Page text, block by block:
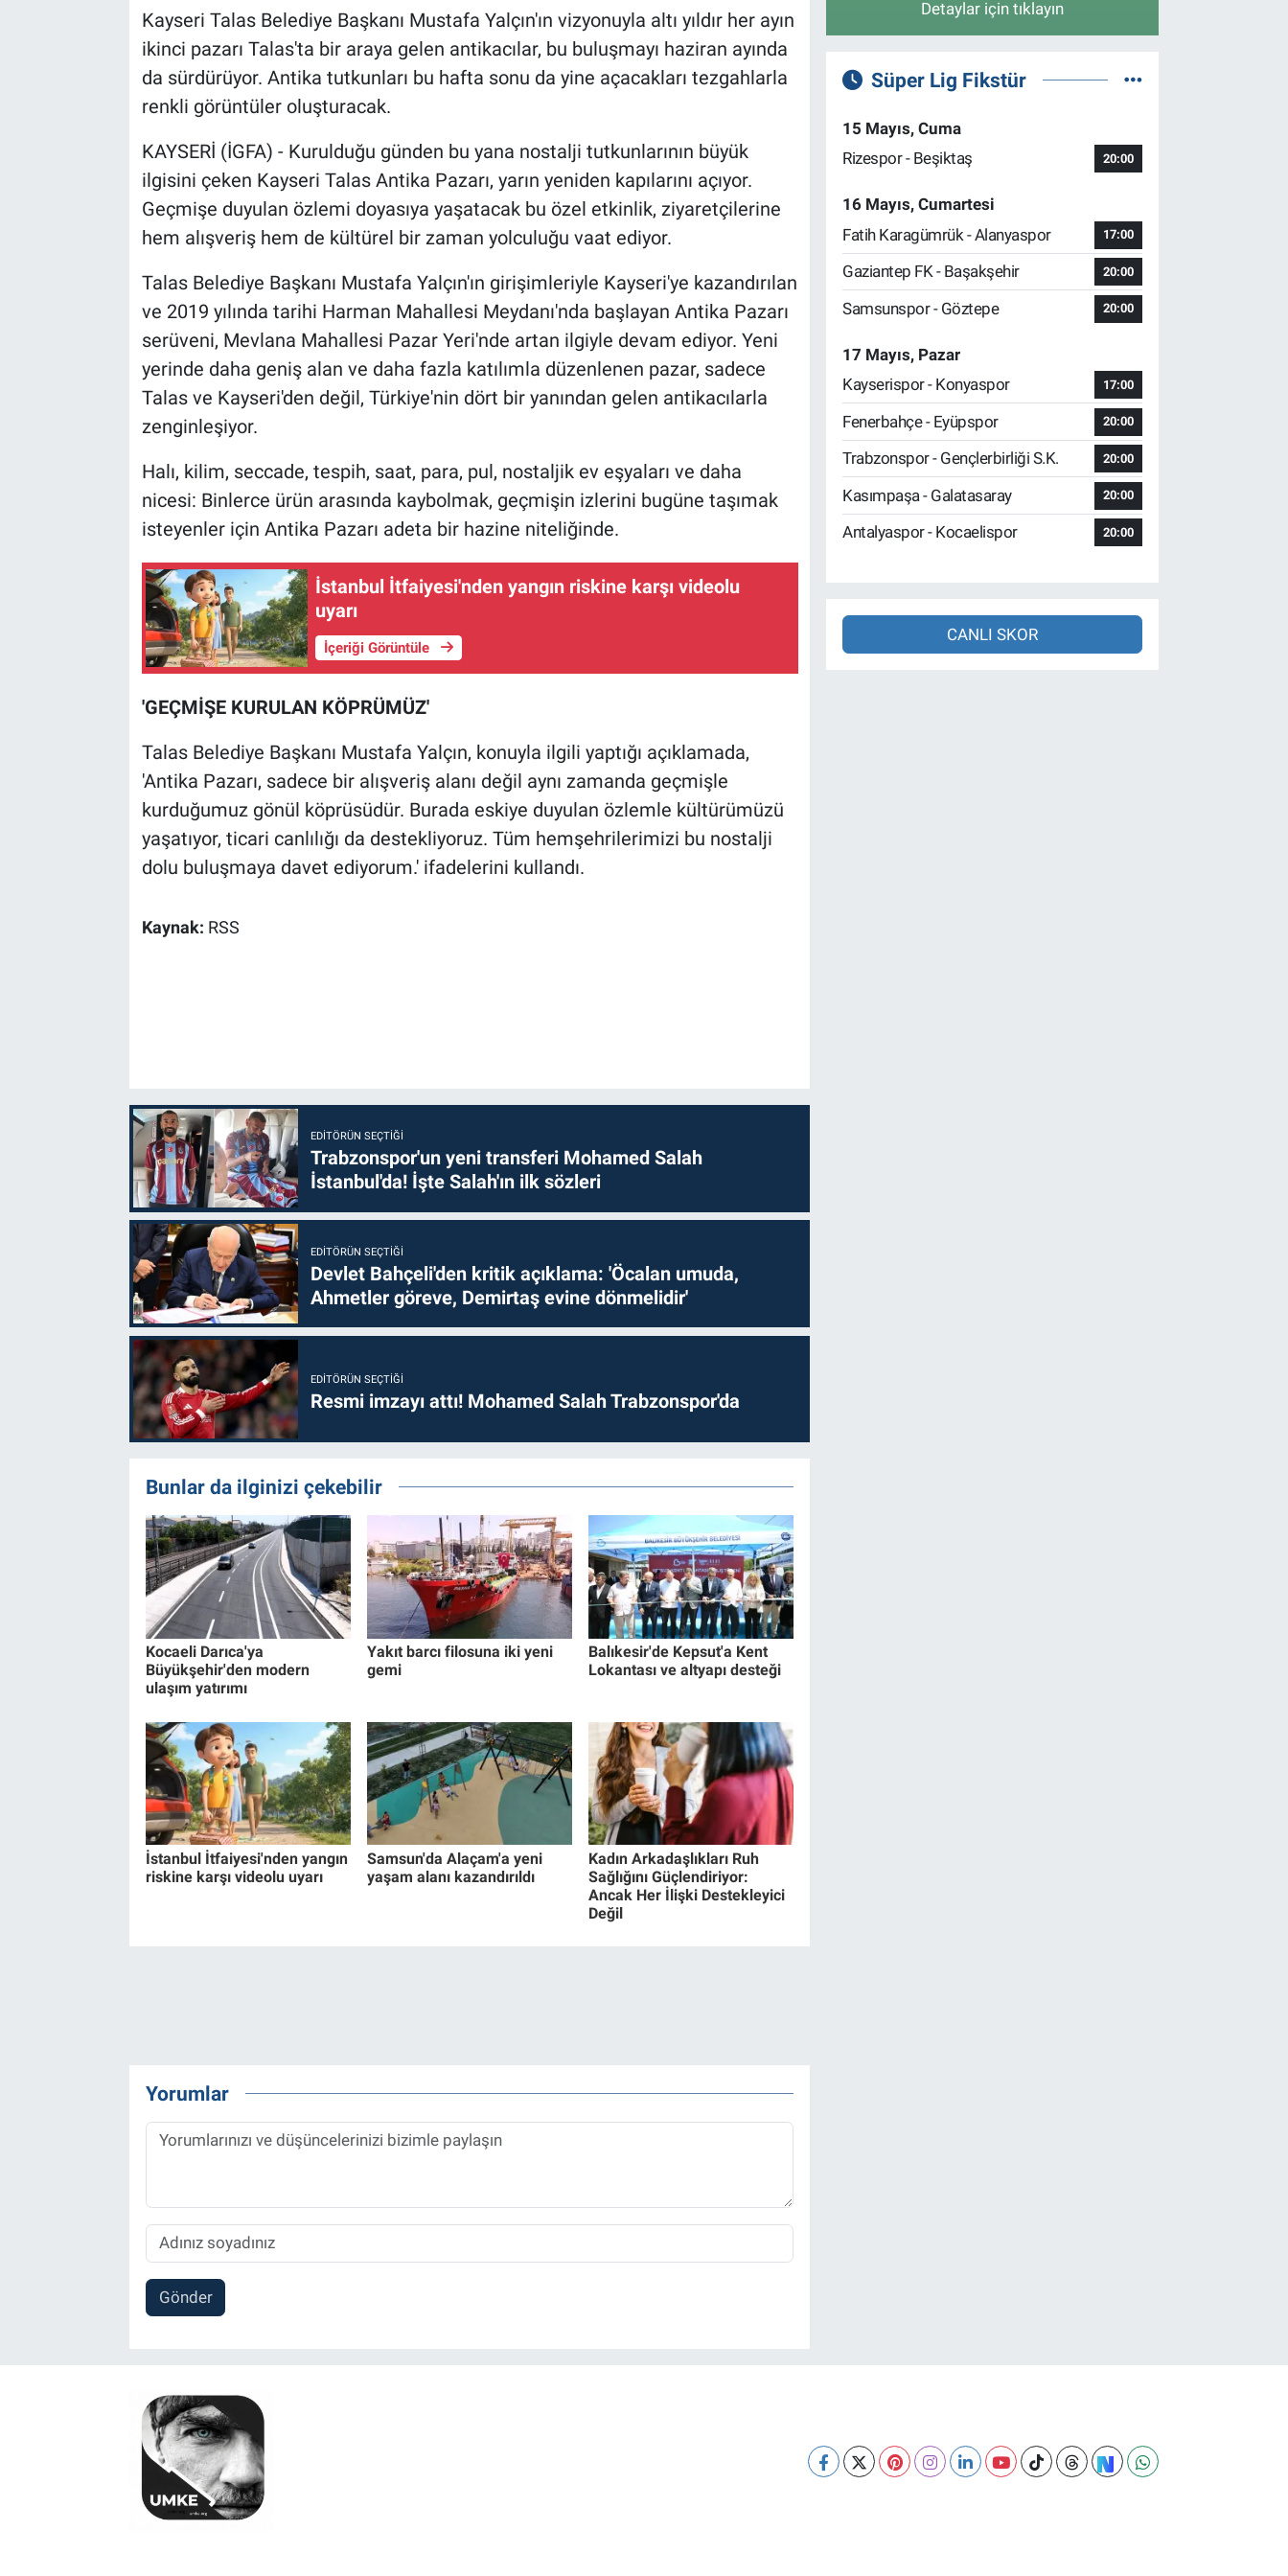
Kayseri Talas Belediye Başkanı Mustafa Yalçın'ın vizyonuyla altı yıldır her ayın
ikinci pazarı Talas'ta bir araya gelen antikacılar, bu buluşmayı haziran ayında
da sürdürüyor. Antika tutkunları bu hafta sonu da yine açacakları tezgahlarla
renkli görüntüler oluşturacak.
KAYSERİ (İGFA) - Kurulduğu günden bu yana nostalji tutkunlarının büyük
ilgisini çeken Kayseri Talas Antika Pazarı, yarın yeniden kapılarını açıyor.
Geçmişe duyulan özlemi doyasıya yaşatacak bu özel etkinlik, ziyaretçilerine
hem alışveriş hem de kültürel bir zaman yolculuğu vaat ediyor.
Talas Belediye Başkanı Mustafa Yalçın'ın girişimleriyle Kayseri'ye kazandırılan
ve 2019 yılında tarihi Harman Mahallesi Meydanı'nda başlayan Antika Pazarı
serüveni, Mevlana Mahallesi Pazar Yeri'nde artan ilgiyle devam ediyor. Yeni
yerinde daha geniş alan ve daha fazla katılımla düzenlenen pazar, sadece
Talas ve Kayseri'den değil, Türkiye'nin dört bir yanından gelen antikacılarla
zenginleşiyor.
Halı, kilim, seccade, tespih, saat, para, pul, nostaljik ev eşyaları ve daha
nicesi: Binlerce ürün arasında kaybolmak, geçmişin izlerini bugüne taşımak
isteyenler için Antika Pazarı adeta bir hazine niteliğinde.
İstanbul İtfaiyesi'nden yangın riskine karşı videolu
uyarı
İçeriği Görüntüle
'GEÇMİŞE KURULAN KÖPRÜMÜZ'
Talas Belediye Başkanı Mustafa Yalçın, konuyla ilgili yaptığı açıklamada,
'Antika Pazarı, sadece bir alışveriş alanı değil aynı zamanda geçmişle
kurduğumuz gönül köprüsüdür. Burada eskiye duyulan özlemle kültürümüzü
yaşatıyor, ticari canlılığı da destekliyoruz. Tüm hemşehrilerimizi bu nostalji
dolu buluşmaya davet ediyorum.' ifadelerini kullandı.
Kaynak: RSS
EDITÖRÜN SEÇTIĞI
Trabzonspor'un yeni transferi Mohamed Salah
İstanbul'da! İşte Salah'ın ilk sözleri
EDITÖRÜN SEÇTIĞI
Devlet Bahçeli'den kritik açıklama: 'Öcalan umuda,
Ahmetler göreve, Demirtaş evine dönmelidir'
EDITÖRÜN SEÇTIĞI
Resmi imzayı attı! Mohamed Salah Trabzonspor'da
Bunlar da ilginizi çekebilir
Kocaeli Darıca'ya
Büyükşehir'den modern
ulaşım yatırımı
Yakıt barcı filosuna iki yeni
gemi
Balıkesir'de Kepsut'a Kent
Lokantası ve altyapı desteği
İstanbul İtfaiyesi'nden yangın
riskine karşı videolu uyarı
Samsun'da Alaçam'a yeni
yaşam alanı kazandırıldı
Kadın Arkadaşlıkları Ruh
Sağlığını Güçlendiriyor:
Ancak Her İlişki Destekleyici
Değil
Yorumlar
Gönder
Detaylar için tıklayın
Süper Lig Fikstür
15 Mayıs, Cuma
Rizespor - Beşiktaş
20:00
16 Mayıs, Cumartesi
Fatih Karagümrük - Alanyaspor
17:00
Gaziantep FK - Başakşehir 20:00
Samsunspor - Göztepe 20:00
17 Mayıs, Pazar
Kayserispor - Konyaspor
17:00
Fenerbahçe - Eyüpspor 20:00
Trabzonspor - Gençlerbirliği S.K. 20:00
Kasımpaşa - Galatasaray 20:00
Antalyaspor - Kocaelispor 20:00
CANLI SKOR